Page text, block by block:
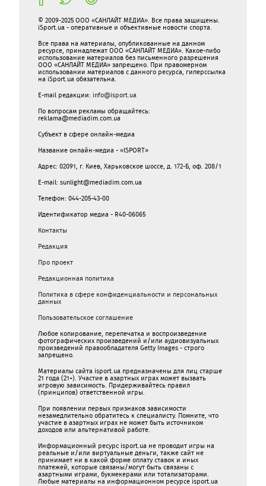
© 2009-2025 ООО «САНЛАЙТ МЕДИА». Все права защищены.
iSport.ua - оперативные и объективные новости спорта.
Все права на материалы, опубликованные на данном
ресурсе, принадлежат ООО «САНЛАЙТ МЕДИА». Какое-либо
использование материалов без письменного разрешения
ООО «САНЛАЙТ МЕДИА» запрещено. При правомерном
использовании материалов с данного ресурса, гиперссылка
на iSport.ua обязательна.
E-mail редакции: info@isport.ua
По вопросам рекламы обращайтесь:
reklama@mediadim.com.ua
Субъект в сфере онлайн-медиа
Название онлайн-медиа - «ISPORT»
Адрес: 02091, г. Киев, Харьковское шоссе, д. 172-Б, оф. 208/1
E-mail: sunlight@mediadim.com.ua
Телефон: 044-205-43-00
Идентификатор медиа - R40-06065
Контакты
Редакция
Про проект
Редакционная политика
Политика в сфере конфиденциальности и персональных
данных
Пользовательское соглашение
Любое копирование, перепечатка и воспроизведение
фотографических произведений и/или аудиовизуальных
произведений правообладателя Getty Images - строго
запрещено.
Материалы сайта isport.ua предназначены для лиц старше
21 года (21+). Участие в азартных играх может вызвать
игровую зависимость. Придерживайтесь правил
(принципов) ответственной игры.
При появлении первых признаков зависимости
незамедлительно обратитесь к специалисту. Помните, что
участие в азартных играх не может быть источником
доходов или альтернативой работе.
Информационный ресурс isport.ua не проводит игры на
реальные и/или виртуальные деньги, также сайт не
принимает ни в какой форме oплaту ставок и иных
платежей, которые связаны/могут быть связаны c
азартными игрaми, букмекерами или тотализаторами.
Любые материалы на информационном ресурсе isport.ua